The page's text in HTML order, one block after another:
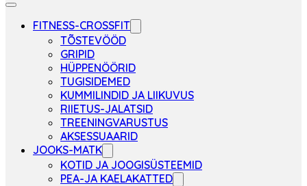
FITNESS-CROSSFIT
TÕSTEVÖÖD
GRIPID
HÜPPENÖÖRID
TUGISIDEMED
KUMMILINDID JA LIIKUVUS
RIIETUS-JALATSID
TREENINGVARUSTUS
AKSESSUAARID
JOOKS-MATK
KOTID JA JOOGISÜSTEEMID
PEA-JA KAELAKATTED